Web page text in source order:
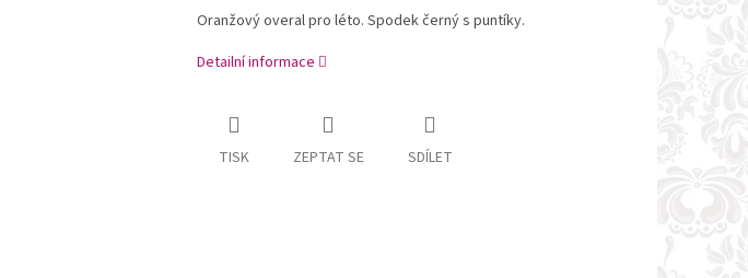
Oranžový overal pro léto. Spodek černý s puntíky.
Detailní informace
TISK ZEPTAT SE SDÍLET